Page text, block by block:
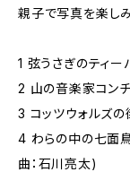
親子で写真を楽し
1 弦うさぎのティ
2 山の音楽家コ
3 コッツウォルズ
4 わらの中の七面
曲：石川亮太)